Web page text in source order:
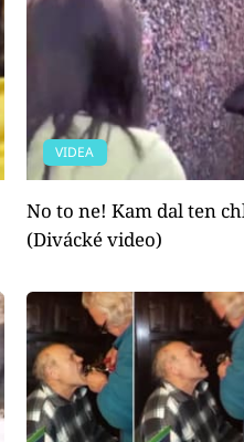
VIDEA
No to ne! Kam dal ten
(Divácké video)